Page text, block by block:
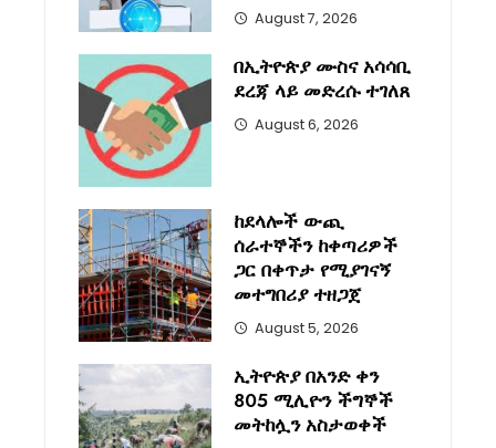
August 7, 2026
በኢትዮጵያ ሙስና አሳሳቢ
ደረጃ ላይ መድረሱ ተገለጸ
August 6, 2026
ከደላሎች ውጪ
ሰራተኞችን ከቀጣሪዎች
ጋር በቀጥታ የሚያገናኝ
መተግበሪያ ተዘጋጀ
August 5, 2026
ኢትዮጵያ በአንድ ቀን
805 ሚሊዮን ችግኞች
መትከሏን አስታወቀች